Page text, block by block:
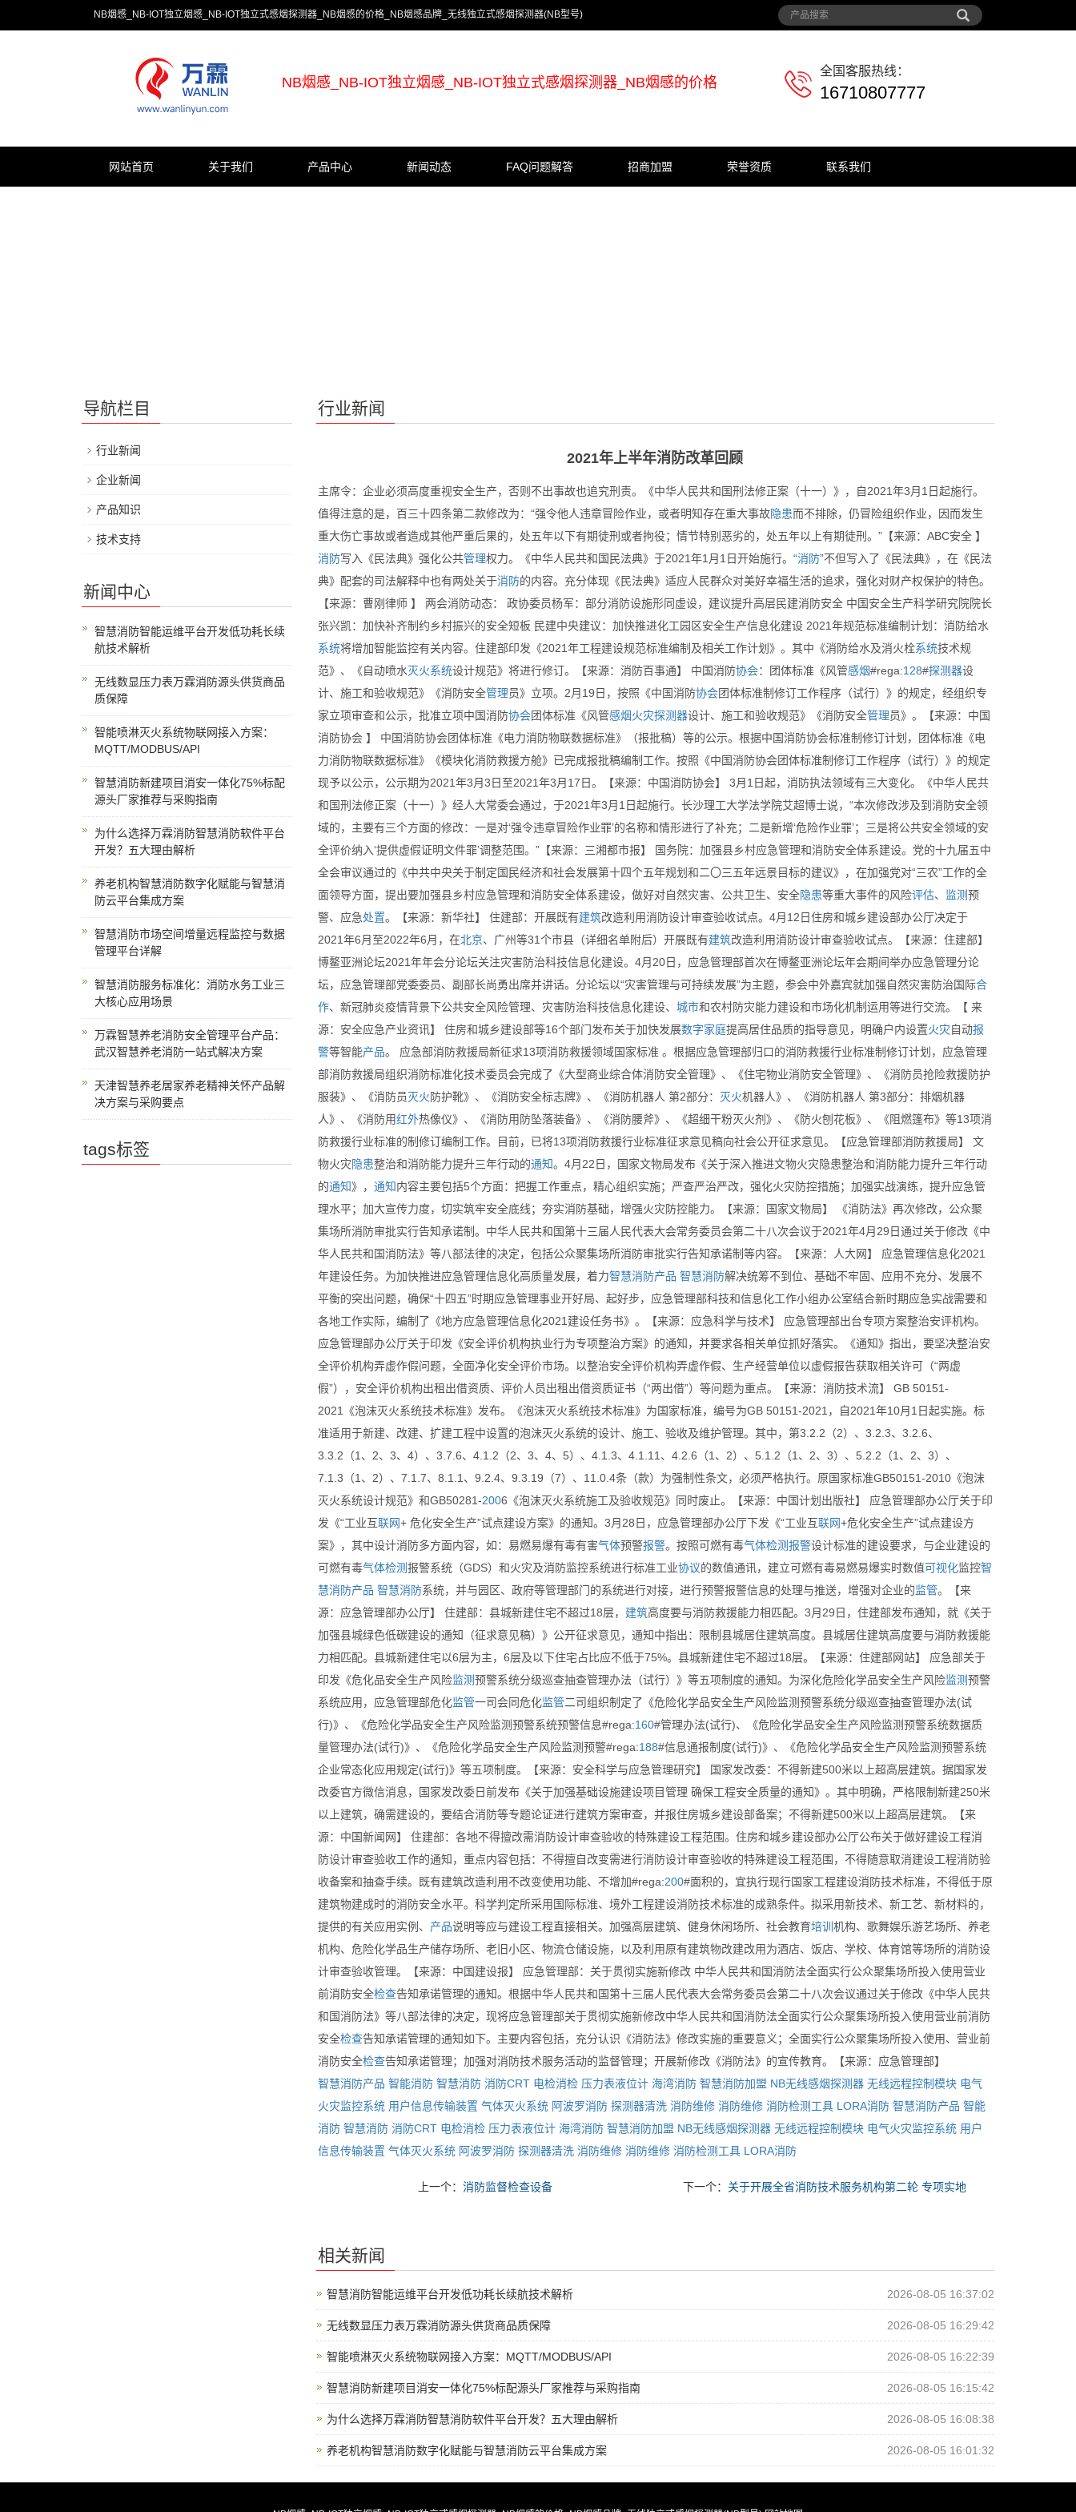
NB烟感_NB-IOT独立烟感_NB-IOT独立式感烟探测器_NB烟感的价格_NB烟感品牌_无线独立式感烟探测器(NB型号)
NB烟感_NB-IOT独立烟感_NB-IOT独立式感烟探测器_NB烟感的价格
全国客服热线：
16710807777
网站首页 关于我们 产品中心 新闻动态 FAQ问题解答 招商加盟 荣誉资质 联系我们
行业新闻
2021年上半年消防改革回顾
主席令：企业必须高度重视安全生产，否则不出事故也追究刑责。《中华人民共和国刑法修正案（十一）》，自2021年3月1日起施行。
值得注意的是，百三十四条第二款修改为：“强令他人违章冒险作业，或者明知存在重大事故隐患而不排除，仍冒险组织作业，因而发生
重大伤亡事故或者造成其他严重后果的，处五年以下有期徒刑或者拘役；情节特别恶劣的，处五年以上有期徒刑。”【来源：ABC安全 】
消防写入《民法典》强化公共管理权力。《中华人民共和国民法典》于2021年1月1日开始施行。“消防”不但写入了《民法典》，在《民法
典》配套的司法解释中也有两处关于消防的内容。充分体现《民法典》适应人民群众对美好幸福生活的追求，强化对财产权保护的特色。
【来源：曹刚律师 】 两会消防动态： 政协委员杨军：部分消防设施形同虚设，建议提升高层民建消防安全 中国安全生产科学研究院院长
张兴凯：加快补齐制约乡村振兴的安全短板 民建中央建议：加快推进化工园区安全生产信息化建设 2021年规范标准编制计划：消防给水
系统将增加智能监控有关内容。住建部印发《2021年工程建设规范标准编制及相关工作计划》。其中《消防给水及消火栓系统技术规
范》、《自动喷水灭火系统设计规范》将进行修订。【来源：消防百事通】 中国消防协会：团体标准《风管感烟#rega:128#探测器设
计、施工和验收规范》《消防安全管理员》立项。2月19日，按照《中国消防协会团体标准制修订工作程序（试行）》的规定，经组织专
家立项审查和公示，批准立项中国消防协会团体标准《风管感烟火灾探测器设计、施工和验收规范》《消防安全管理员》。【来源：中国
消防协会 】 中国消防协会团体标准《电力消防物联数据标准》（报批稿）等的公示。根据中国消防协会标准制修订计划，团体标准《电
力消防物联数据标准》《模块化消防救援方舱》已完成报批稿编制工作。按照《中国消防协会团体标准制修订工作程序（试行）》的规定
现予以公示，公示期为2021年3月3日至2021年3月17日。【来源：中国消防协会】 3月1日起，消防执法领域有三大变化。《中华人民共
和国刑法修正案（十一）》经人大常委会通过，于2021年3月1日起施行。长沙理工大学法学院艾超博士说，“本次修改涉及到消防安全领
域的，主要有三个方面的修改：一是对‘强令违章冒险作业罪’的名称和情形进行了补充；二是新增‘危险作业罪’；三是将公共安全领域的安
全评价纳入‘提供虚假证明文件罪’调整范围。”【来源：三湘都市报】 国务院：加强县乡村应急管理和消防安全体系建设。党的十九届五中
全会审议通过的《中共中央关于制定国民经济和社会发展第十四个五年规划和二〇三五年远景目标的建议》，在加强党对“三农”工作的全
面领导方面，提出要加强县乡村应急管理和消防安全体系建设，做好对自然灾害、公共卫生、安全隐患等重大事件的风险评估、 监测预
警、应急处置。【来源：新华社】 住建部：开展既有建筑改造利用消防设计审查验收试点。4月12日住房和城乡建设部办公厅决定于
2021年6月至2022年6月，在北京、广州等31个市县（详细名单附后）开展既有建筑改造利用消防设计审查验收试点。【来源：住建部】
博鳌亚洲论坛2021年年会分论坛关注灾害防治科技信息化建设。4月20日，应急管理部首次在博鳌亚洲论坛年会期间举办应急管理分论
坛，应急管理部党委委员、副部长尚勇出席并讲话。分论坛以“灾害管理与可持续发展”为主题，参会中外嘉宾就加强自然灾害防治国际合
作、新冠肺炎疫情背景下公共安全风险管理、灾害防治科技信息化建设、 城市和农村防灾能力建设和市场化机制运用等进行交流。【 来
源：安全应急产业资讯】 住房和城乡建设部等16个部门发布关于加快发展数字家庭提高居住品质的指导意见，明确户内设置火灾自动报
警等智能产品。 应急部消防救援局新征求13项消防救援领域国家标准 。根据应急管理部归口的消防救援行业标准制修订计划，应急管理
部消防救援局组织消防标准化技术委员会完成了《大型商业综合体消防安全管理》、《住宅物业消防安全管理》、《消防员抢险救援防护
服装》、《消防员灭火防护靴》、《消防安全标志牌》、《消防机器人 第2部分： 灭火机器人》、《消防机器人 第3部分：排烟机器
人》、《消防用红外热像仪》、《消防用防坠落装备》、《消防腰斧》、《超细干粉灭火剂》、《防火刨花板》、《阻燃篷布》等13项消
防救援行业标准的制修订编制工作。目前，已将13项消防救援行业标准征求意见稿向社会公开征求意见。【应急管理部消防救援局】 文
物火灾隐患整治和消防能力提升三年行动的通知。4月22日，国家文物局发布《关于深入推进文物火灾隐患整治和消防能力提升三年行动
的通知》， 通知内容主要包括5个方面：把握工作重点，精心组织实施；严查严治严改，强化火灾防控措施；加强实战演练，提升应急管
理水平；加大宣传力度，切实筑牢安全底线；夯实消防基础，增强火灾防控能力。【来源：国家文物局】 《消防法》再次修改，公众聚
集场所消防审批实行告知承诺制。中华人民共和国第十三届人民代表大会常务委员会第二十八次会议于2021年4月29日通过关于修改《中
华人民共和国消防法》等八部法律的决定，包括公众聚集场所消防审批实行告知承诺制等内容。【来源：人大网】 应急管理信息化2021
年建设任务。为加快推进应急管理信息化高质量发展，着力智慧消防产品 智慧消防解决统筹不到位、基础不牢固、应用不充分、发展不
平衡的突出问题，确保“十四五”时期应急管理事业开好局、起好步，应急管理部科技和信息化工作小组办公室结合新时期应急实战需要和
各地工作实际，编制了《地方应急管理信息化2021建设任务书》。【来源：应急科学与技术】 应急管理部出台专项方案整治安评机构。
应急管理部办公厅关于印发《安全评价机构执业行为专项整治方案》的通知，并要求各相关单位抓好落实。《通知》指出，要坚决整治安
全评价机构弄虚作假问题，全面净化安全评价市场。以整治安全评价机构弄虚作假、生产经营单位以虚假报告获取相关许可（“两虚
假”），安全评价机构出租出借资质、评价人员出租出借资质证书（“两出借”）等问题为重点。【来源：消防技术流】 GB 50151-
2021《泡沫灭火系统技术标准》发布。《泡沫灭火系统技术标准》为国家标准，编号为GB 50151-2021，自2021年10月1日起实施。标
准适用于新建、改建、扩建工程中设置的泡沫灭火系统的设计、施工、验收及维护管理。其中，第3.2.2（2）、3.2.3、3.2.6、
3.3.2（1、2、3、4）、3.7.6、4.1.2（2、3、4、5）、4.1.3、4.1.11、4.2.6（1、2）、5.1.2（1、2、3）、5.2.2（1、2、3）、
7.1.3（1、2）、7.1.7、8.1.1、9.2.4、9.3.19（7）、11.0.4条（款）为强制性条文，必须严格执行。原国家标准GB50151-2010《泡沫
灭火系统设计规范》和GB50281-2006《泡沫灭火系统施工及验收规范》同时废止。【来源：中国计划出版社】 应急管理部办公厅关于印
发《“工业互联网+ 危化安全生产”试点建设方案》的通知。3月28日，应急管理部办公厅下发《“工业互联网+危化安全生产”试点建设方
案》，其中设计消防多方面内容，如：易燃易爆有毒有害气体预警报警。按照可燃有毒气体检测报警设计标准的建设要求，与企业建设的
可燃有毒气体检测报警系统（GDS）和火灾及消防监控系统进行标准工业协议的数值通讯，建立可燃有毒易燃易爆实时数值可视化监控智
慧消防产品 智慧消防系统，并与园区、政府等管理部门的系统进行对接，进行预警报警信息的处理与推送，增强对企业的监管。【来
源：应急管理部办公厅】 住建部：县城新建住宅不超过18层， 建筑高度要与消防救援能力相匹配。3月29日，住建部发布通知，就《关于
加强县城绿色低碳建设的通知（征求意见稿）》公开征求意见，通知中指出：限制县城居住建筑高度。县城居住建筑高度要与消防救援能
力相匹配。县城新建住宅以6层为主，6层及以下住宅占比应不低于75%。县城新建住宅不超过18层。【来源：住建部网站】 应急部关于
印发《危化品安全生产风险监测预警系统分级巡查抽查管理办法（试行）》等五项制度的通知。为深化危险化学品安全生产风险监测预警
系统应用，应急管理部危化监管一司会同危化监管二司组织制定了《危险化学品安全生产风险监测预警系统分级巡查抽查管理办法(试
行)》、《危险化学品安全生产风险监测预警系统预警信息#rega:160#管理办法(试行)、《危险化学品安全生产风险监测预警系统数据质
量管理办法(试行)》、《危险化学品安全生产风险监测预警#rega:188#信息通报制度(试行)》、《危险化学品安全生产风险监测预警系统
企业常态化应用规定(试行)》等五项制度。【来源：安全科学与应急管理研究】 国家发改委：不得新建500米以上超高层建筑。据国家发
改委官方微信消息，国家发改委日前发布《关于加强基础设施建设项目管理 确保工程安全质量的通知》。其中明确，严格限制新建250米
以上建筑，确需建设的，要结合消防等专题论证进行建筑方案审查，并报住房城乡建设部备案；不得新建500米以上超高层建筑。【来
源：中国新闻网】 住建部：各地不得擅改需消防设计审查验收的特殊建设工程范围。住房和城乡建设部办公厅公布关于做好建设工程消
防设计审查验收工作的通知，重点内容包括：不得擅自改变需进行消防设计审查验收的特殊建设工程范围，不得随意取消建设工程消防验
收备案和抽查手续。既有建筑改造利用不改变使用功能、不增加#rega:200#面积的，宜执行现行国家工程建设消防技术标准，不得低于原
建筑物建成时的消防安全水平。科学判定所采用国际标准、境外工程建设消防技术标准的成熟条件。拟采用新技术、新工艺、新材料的，
提供的有关应用实例、 产品说明等应与建设工程直接相关。加强高层建筑、健身休闲场所、社会教育培训 机构、歌舞娱乐游艺场所、养老
机构、危险化学品生产储存场所、老旧小区、物流仓储设施，以及利用原有建筑物改建改用为酒店、饭店、学校、体育馆等场所的消防设
计审查验收管理。【来源：中国建设报】 应急管理部：关于贯彻实施新修改 中华人民共和国消防法全面实行公众聚集场所投入使用营业
前消防安全检查告知承诺管理的通知。根据中华人民共和国第十三届人民代表大会常务委员会第二十八次会议通过关于修改《中华人民共
和国消防法》等八部法律的决定，现将应急管理部关于贯彻实施新修改中华人民共和国消防法全面实行公众聚集场所投入使用营业前消防
安全检查告知承诺管理的通知如下。主要内容包括，充分认识《消防法》修改实施的重要意义；全面实行公众聚集场所投入使用、营业前
消防安全检查告知承诺管理；加强对消防技术服务活动的监督管理；开展新修改《消防法》的宣传教育。【来源：应急管理部】
智慧消防产品 智能消防 智慧消防 消防CRT 电检消检 压力表液位计 海湾消防 智慧消防加盟 NB无线感烟探测器 无线远程控制模块 电气
火灾监控系统 用户信息传输装置 气体灭火系统 阿波罗消防 探测器清洗 消防维修 消防维修 消防检测工具 LORA消防 智慧消防产品 智能
消防 智慧消防 消防CRT 电检消检 压力表液位计 海湾消防 智慧消防加盟 NB无线感烟探测器 无线远程控制模块 电气火灾监控系统 用户
信息传输装置 气体灭火系统 阿波罗消防 探测器清洗 消防维修 消防维修 消防检测工具 LORA消防
上一个：消防监督检查设备 下一个： 关于开展全省消防技术服务机构第二轮 专项实地
相关新闻
智慧消防智能运维平台开发低功耗长续航技术解析 2026-08-05 16:37:02
无线数显压力表万霖消防源头供货商品质保障 2026-08-05 16:29:42
智能喷淋灭火系统物联网接入方案：MQTT/MODBUS/API 2026-08-05 16:22:39
智慧消防新建项目消安一体化75%标配源头厂家推荐与采购指南 2026-08-05 16:15:42
为什么选择万霖消防智慧消防软件平台开发？五大理由解析 2026-08-05 16:08:38
养老机构智慧消防数字化赋能与智慧消防云平台集成方案 2026-08-05 16:01:32
导航栏目
行业新闻
企业新闻
产品知识
技术支持
新闻中心
智慧消防智能运维平台开发低功耗长续
航技术解析
无线数显压力表万霖消防源头供货商品
质保障
智能喷淋灭火系统物联网接入方案：
MQTT/MODBUS/API
智慧消防新建项目消安一体化75%标配
源头厂家推荐与采购指南
为什么选择万霖消防智慧消防软件平台
开发？五大理由解析
养老机构智慧消防数字化赋能与智慧消
防云平台集成方案
智慧消防市场空间增量远程监控与数据
管理平台详解
智慧消防服务标准化：消防水务工业三
大核心应用场景
万霖智慧养老消防安全管理平台产品：
武汉智慧养老消防一站式解决方案
天津智慧养老居家养老精神关怀产品解
决方案与采购要点
tags标签